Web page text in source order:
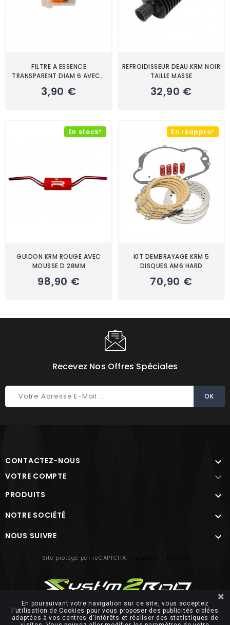
FILTRE A ESSENCE
TRANSPARENT DIAM 6 AVEC...
Prix
3,90 €
REFROIDISSEUR DEAU KRM NOIR
TAILLE MASSE
Prix
32,90 €
En stock*
GUIDON KRM ROUGE AVEC
MOUSSE D 28MM
Prix
98,90 €
En réappro*
KIT DEMBRAYAGE KRM 5
DISQUES AM6 HARD
Prix
70,90 €
Recevez Nos Offres Spéciales
CONTACTEZ-NOUS 
VOTRE COMPTE 
PRODUITS 
NOTRE SOCIÉTÉ 
NOUS SUIVRE 
Site protégé par reCAPTCHA. -
© 2026 FUTUROSOFT
En poursuivant votre navigation sur ce site, vous acceptez
l'utilisation de Cookies pour vous proposer des publicités ciblées
adaptées à vos centres d'intérêts et réaliser des statistiques de